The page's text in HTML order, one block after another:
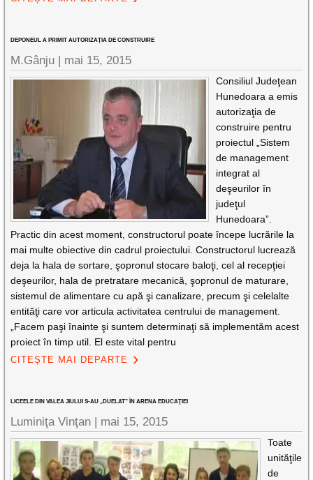
DEPONEUL A PRIMIT AUTORIZAŢIA DE CONSTRUIRE
M.Gânju | mai 15, 2015
Consiliul Judeţean
Hunedoara a emis
autorizaţia de
construire pentru
proiectul „Sistem
de management
integrat al
deşeurilor în
judeţul
Hunedoara”.
Practic din acest moment, constructorul poate începe lucrările la
mai multe obiective din cadrul proiectului. Constructorul lucrează
deja la hala de sortare, şopronul stocare baloţi, cel al recepţiei
deşeurilor, hala de pretratare mecanică, şopronul de maturare,
sistemul de alimentare cu apă şi canalizare, precum şi celelalte
entităţi care vor articula activitatea centrului de management.
„Facem paşi înainte şi suntem determinaţi să implementăm acest
proiect în timp util. El este vital pentru
CITEȘTE MAI DEPARTE
LICEELE DIN VALEA JIULUI S-AU „DUELAT” ÎN ARENA EDUCAŢIEI
Luminiţa Vinţan | mai 15, 2015
Toate
unităţile
de